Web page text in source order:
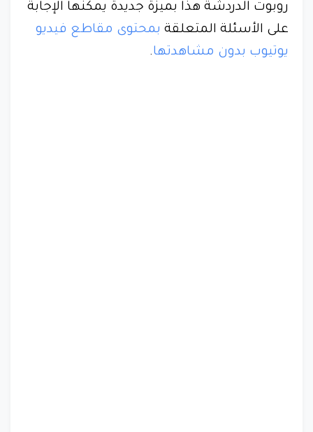
روبوت الدردشة هذا بميزة جديدة يمكنها الإجابة
على الأسئلة المتعلقة بمحتوى مقاطع فيديو
يوتيوب بدون مشاهدتها.